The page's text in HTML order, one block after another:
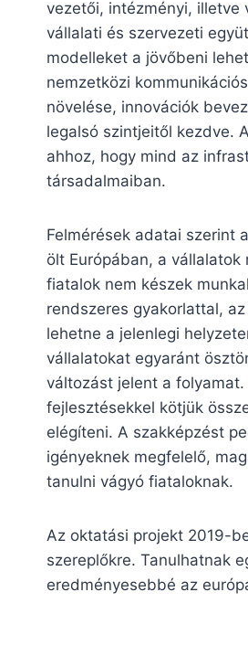
vezetői, intézményi, illetve
vállalati és szervezeti
modelleket a jövőbeni
nemzetközi
növelése, innovációk
legalsó szintjeitől kezdve.
ahhoz, hogy mind az
társadalmaiban.
Felmérések adatai szerint
ölt Európában, a
fiatalok nem készek
rendszeres gyakorlattal,
lehetne a jelenlegi
vállalatokat egyaránt
változást jelent a
fejlesztésekkel kötjük
elégíteni. A szakképzést
igényeknek megfelelő,
tanulni vágyó fiataloknak.
Az oktatási projekt 2019-
szereplőkre. Tanulhatnak
eredményesebbé az